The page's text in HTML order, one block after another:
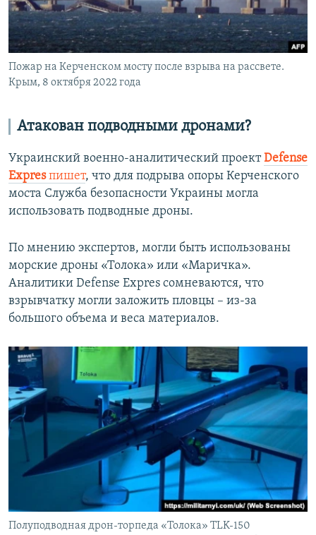
Пожар на Керченском мосту после взрыва на рассвете.
Крым, 8 октября 2022 года
Атакован подводными дронами?
Украинский военно-аналитический проектDefense
Expresпишет, что для подрыва опоры Керченского
моста Служба безопасности Украины могла
использовать подводные дроны.
По мнению экспертов, могли быть использованы
морские дроны «Толока» или «Маричка».
Аналитики Defense Expres сомневаются, что
взрывчатку могли заложить пловцы – из-за
большого объема и веса материалов.
Полуподводная дрон-торпеда «Толока» TLK-150